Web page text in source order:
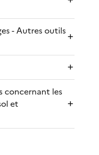
- Autres outils
concernant les
et